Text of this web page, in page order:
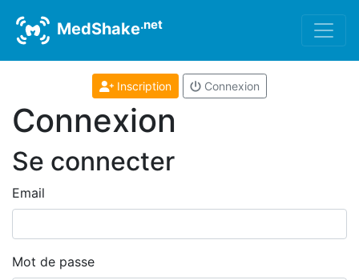
MedShake.net
Inscription Connexion
Connexion
Se connecter
Email
Mot de passe